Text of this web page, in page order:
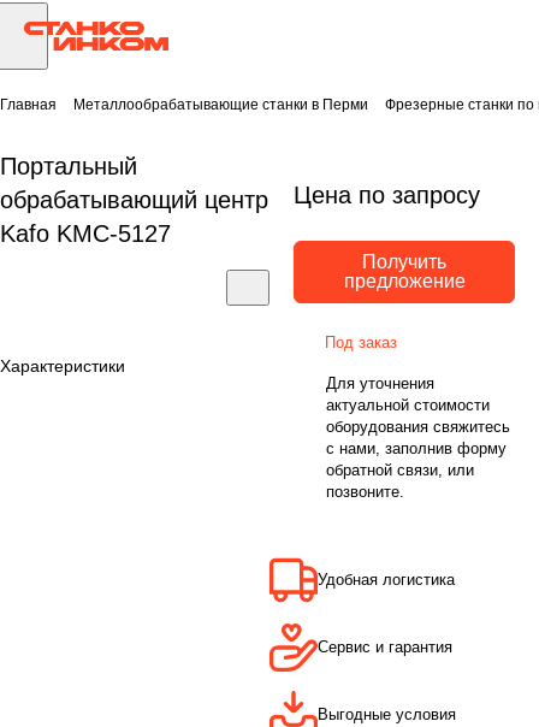
Главная Металлообрабатывающие станки в Перми Фрезерные станки
Портальный
обрабатывающий центр
Kafo KMC-5127
Характеристики
Цена по запросу
Получить
предложение
Под заказ
Для уточнения
актуальной стоимости
оборудования свяжитесь
с нами, заполнив форму
обратной связи, или
позвоните.
Удобная логистика
Сервис и гарантия
Выгодные условия